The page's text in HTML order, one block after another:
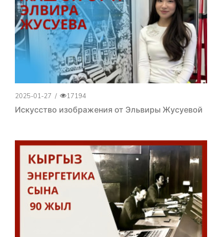
2025-01-27 / 17194
Искусство изображения от Эльвиры Жусуевой